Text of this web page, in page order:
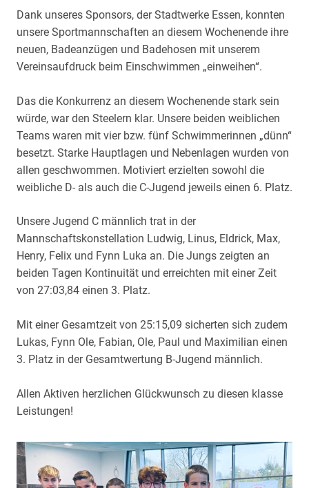
Dank unseres Sponsors, der Stadtwerke Essen, konnten
unsere Sportmannschaften an diesem Wochenende ihre
neuen, Badeanzügen und Badehosen mit unserem
Vereinsaufdruck beim Einschwimmen „einweihen“.
Das die Konkurrenz an diesem Wochenende stark sein
würde, war den Steelern klar. Unsere beiden weiblichen
Teams waren mit vier bzw. fünf Schwimmerinnen „dünn“
besetzt. Starke Hauptlagen und Nebenlagen wurden von
allen geschwommen. Motiviert erzielten sowohl die
weibliche D- als auch die C-Jugend jeweils einen 6. Platz.
Unsere Jugend C männlich trat in der
Mannschaftskonstellation Ludwig, Linus, Eldrick, Max,
Henry, Felix und Fynn Luka an. Die Jungs zeigten an
beiden Tagen Kontinuität und erreichten mit einer Zeit
von 27:03,84 einen 3. Platz.
Mit einer Gesamtzeit von 25:15,09 sicherten sich zudem
Lukas, Fynn Ole, Fabian, Ole, Paul und Maximilian einen
3. Platz in der Gesamtwertung B-Jugend männlich.
Allen Aktiven herzlichen Glückwunsch zu diesen klasse
Leistungen!